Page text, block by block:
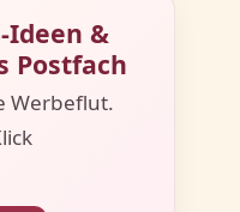
Ideen &
Postfach
Werbeflut.